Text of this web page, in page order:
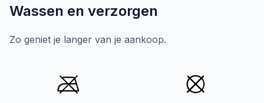
Wassen en verzorgen
Zo geniet je langer van je aankoop.